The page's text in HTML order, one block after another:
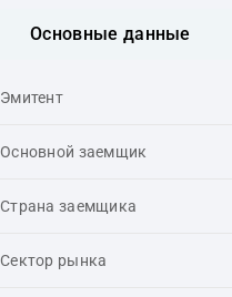
Основные данные
Эмитент
Основной заемщик
Страна заемщика
Сектор рынка